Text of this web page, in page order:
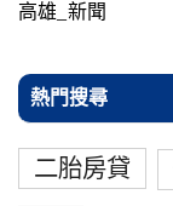
高雄_新聞
熱門搜尋
二胎房貸